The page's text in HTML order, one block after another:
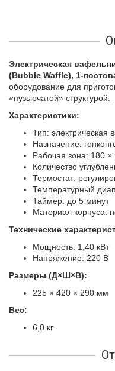
Электрическая
(Bubble Waffle), 1-
оборудование для
«пузырчатой» структурой.
Характеристики:
Тип: электрическая
Назначение:
Рабочая зона: 180
Количество
Термостат:
Температурный
Таймер: до 5 минут
Материал корпуса:
Технические
Мощность: 1,40 кВт
Напряжение: 220 В
Размеры (Д×Ш×В):
225 × 420 × 290 мм
Вес:
6,0 кг